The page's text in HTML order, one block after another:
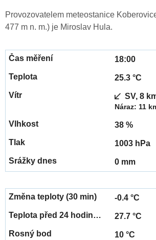
Provozovatelem meteostanice
477 m n. m.) je Miroslav Hula.
18:00
25.3 °C
SV, 8
Náraz: 11
38 %
1003 hPa
0 mm
-0.4 °C
27.7 °C
10 °C